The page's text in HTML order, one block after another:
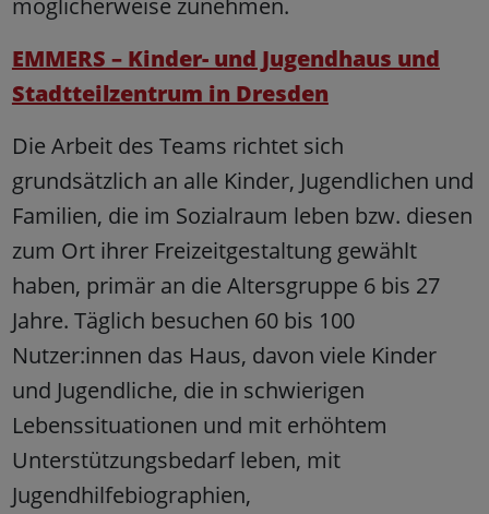
möglicherweise zunehmen.
EMMERS – Kinder- und Jugendhaus und
Stadtteilzentrum in Dresden
Die Arbeit des Teams richtet sich
grundsätzlich an alle Kinder, Jugendlichen und
Familien, die im Sozialraum leben bzw. diesen
zum Ort ihrer Freizeitgestaltung gewählt
haben, primär an die Altersgruppe 6 bis 27
Jahre. Täglich besuchen 60 bis 100
Nutzer:innen das Haus, davon viele Kinder
und Jugendliche, die in schwierigen
Lebenssituationen und mit erhöhtem
Unterstützungsbedarf leben, mit
Jugendhilfebiographien,